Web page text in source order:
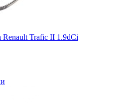
Trafic II 1.9dCi